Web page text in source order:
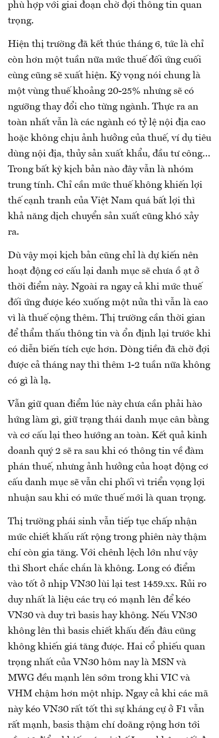
phù hợp với giai đoạn chờ đợi thông tin quan
trọng.
Hiện thị trường đã kết thúc tháng 6, tức là chỉ
còn hơn một tuần nữa mức thuế đối ứng cuối
cùng cũng sẽ xuất hiện. Kỳ vọng nói chung là
một vùng thuế khoảng 20-25% nhưng sẽ có
ngưỡng thay đổi cho từng ngành. Thực ra an
toàn nhất vẫn là các ngành có tỷ lệ nội địa cao
hoặc không chịu ảnh hưởng của thuế, ví dụ tiêu
dùng nội địa, thủy sản xuất khẩu, đầu tư công…
Trong bất kỳ kịch bản nào đây vẫn là nhóm
trung tính. Chỉ cần mức thuế không khiến lợi
thế cạnh tranh của Việt Nam quá bất lợi thì
khả năng dịch chuyển sản xuất cũng khó xảy
ra.
Dù vậy mọi kịch bản cũng chỉ là dự kiến nên
hoạt động cơ cấu lại danh mục sẽ chưa ồ ạt ở
thời điểm này. Ngoài ra ngay cả khi mức thuế
đối ứng được kéo xuống một nửa thì vẫn là cao
vì là thuế cộng thêm. Thị trường cần thời gian
để thẩm thấu thông tin và ổn định lại trước khi
có diễn biến tích cực hơn. Dòng tiền đã chờ đợi
được cả tháng nay thì thêm 1-2 tuần nữa không
có gì là lạ.
Vẫn giữ quan điểm lúc này chưa cần phải hào
hứng làm gì, giữ trạng thái danh mục cân bằng
và cơ cấu lại theo hướng an toàn. Kết quả kinh
doanh quý 2 sẽ ra sau khi có thông tin về đàm
phán thuế, nhưng ảnh hưởng của hoạt động cơ
cấu danh mục sẽ vẫn chi phối vì triển vọng lợi
nhuận sau khi có mức thuế mới là quan trọng.
Thị trường phái sinh vẫn tiếp tục chấp nhận
mức chiết khấu rất rộng trong phiên này thậm
chí còn gia tăng. Với chênh lệch lớn như vậy
thì Short chắc chắn là không. Long có điểm
vào tốt ở nhịp VN30 lùi lại test 1459.xx. Rủi ro
duy nhất là liệu các trụ có mạnh lên để kéo
VN30 và duy trì basis hay không. Nếu VN30
không lên thì basis chiết khấu đến đâu cũng
không khiến giá tăng được. Hai cổ phiếu quan
trọng nhất của VN30 hôm nay là MSN và
MWG đều mạnh lên sớm trong khi VIC và
VHM chậm hơn một nhịp. Ngay cả khi các mã
này kéo VN30 rất tốt thì sự kháng cự ở F1 vẫn
rất mạnh, basis thậm chí doãng rộng hơn tới